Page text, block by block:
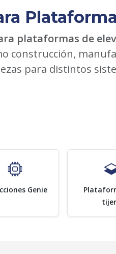
plataformas de
construcción,
para distintos
Genie